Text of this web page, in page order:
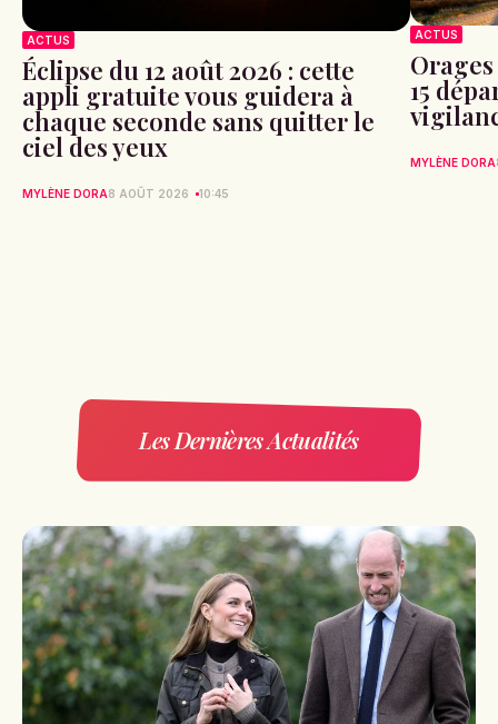
ACTUS
Éclipse du 12 août 2026 : cette
appli gratuite vous guidera à
chaque seconde sans quitter le
ciel des yeux
MYLÈNE DORA8 AOÛT 2026 10:45
ACTUS
15
MYLÈNE DORA
Les Dernières Actualités